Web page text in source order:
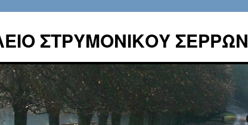
ΣΤΡΥΜΟΝΙΚΟΥ ΣΕΡΡΩΝ